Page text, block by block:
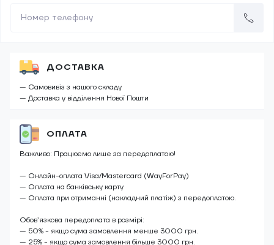
ДОСТАВКА
— Самовивіз з нашого складу
— Доставка у відділення Нової Пошти
ОПЛАТА
Важливо: Працюємо лише за передоплатою!
— Онлайн-оплата Visa/Mastercard (WayForPay)
— Оплата на банківську карту
— Оплата при отриманні (накладний платіж) з передоплатою.
Обов’язкова передоплата в розмірі:
— 50% - якщо сума замовлення менше 3000 грн.
— 25% - якщо сума замовлення більше 3000 грн.